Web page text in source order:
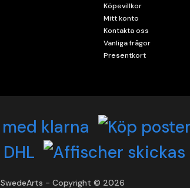
Köpevillkor
Mitt konto
Kontakta oss
Vanliga frågor
Presentkort
SwedeArts - Copyright © 2026